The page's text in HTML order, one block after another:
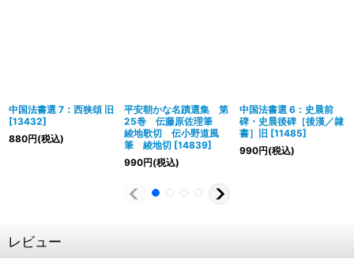
中国法書選 7：西狭頌 旧
[13432]
880円(税込)
平安朝かな名蹟選集 第
25巻 伝藤原佐理筆
綾地歌切 伝小野道風
筆 綾地切 [14839]
990円(税込)
中国法書選 6：史晨前
碑・史晨後碑［後漢／隷
書］旧 [11485]
990円(税込)
レビュー